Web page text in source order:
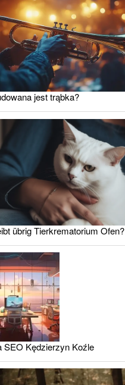
jest trąbka?
übrig Tierkrematorium Ofen?
SEO Kędzierzyn Koźle